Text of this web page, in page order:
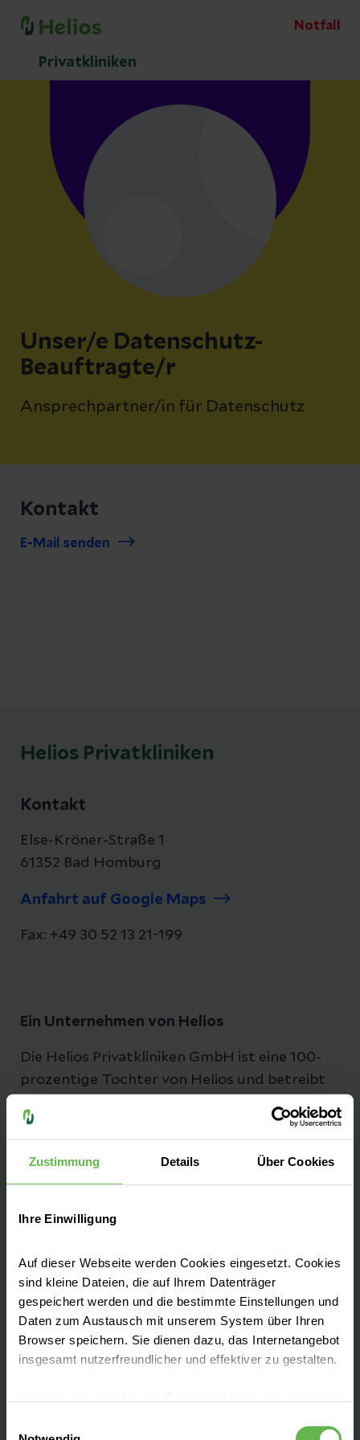
Zustimmung Details Über Cookies
Ihre Einwilligung
Auf dieser Webseite werden Cookies eingesetzt. Cookies
sind kleine Dateien, die auf Ihrem Datenträger
gespeichert werden und die bestimmte Einstellungen und
Daten zum Austausch mit unserem System über Ihren
Browser speichern. Sie dienen dazu, das Internetangebot
insgesamt nutzerfreundlicher und effektiver zu gestalten.
eingesetzt werden.
Notfall
Privatkliniken
Unser/e Datenschutz-
Beauftragte/r
Ansprechpartner/in für Datenschutz
Kontakt
E-Mail senden
Helios Privatkliniken
Kontakt
Else-Kröner-Straße 1
61352 Bad Homburg
Anfahrt auf Google Maps
Fax: +49 30 52 13 21-199
Ein Unternehmen von Helios
Die Helios Privatkliniken GmbH ist eine 100-
prozentige Tochter von Helios und betreibt
Über uns